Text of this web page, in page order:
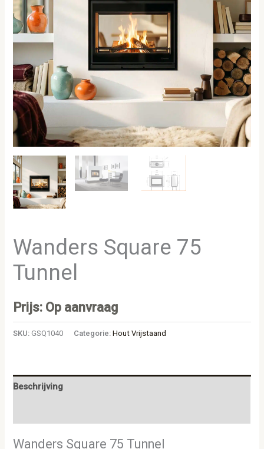
Wanders Square 75
Tunnel
Prijs: Op aanvraag
SKU: GSQ1040 Categorie:Hout Vrijstaand
Beschrijving
Wanders Square 75 Tunnel